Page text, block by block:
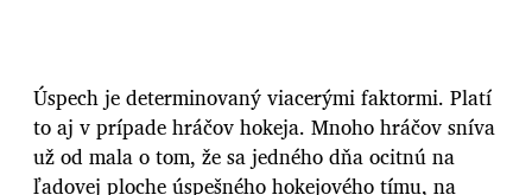
Úspech je determinovaný viacerými faktormi. Platí
to aj v prípade hráčov hokeja. Mnoho hráčov sníva
už od mala o tom, že sa jedného dňa ocitnú na
ľadovej ploche úspešného hokejového tímu, na